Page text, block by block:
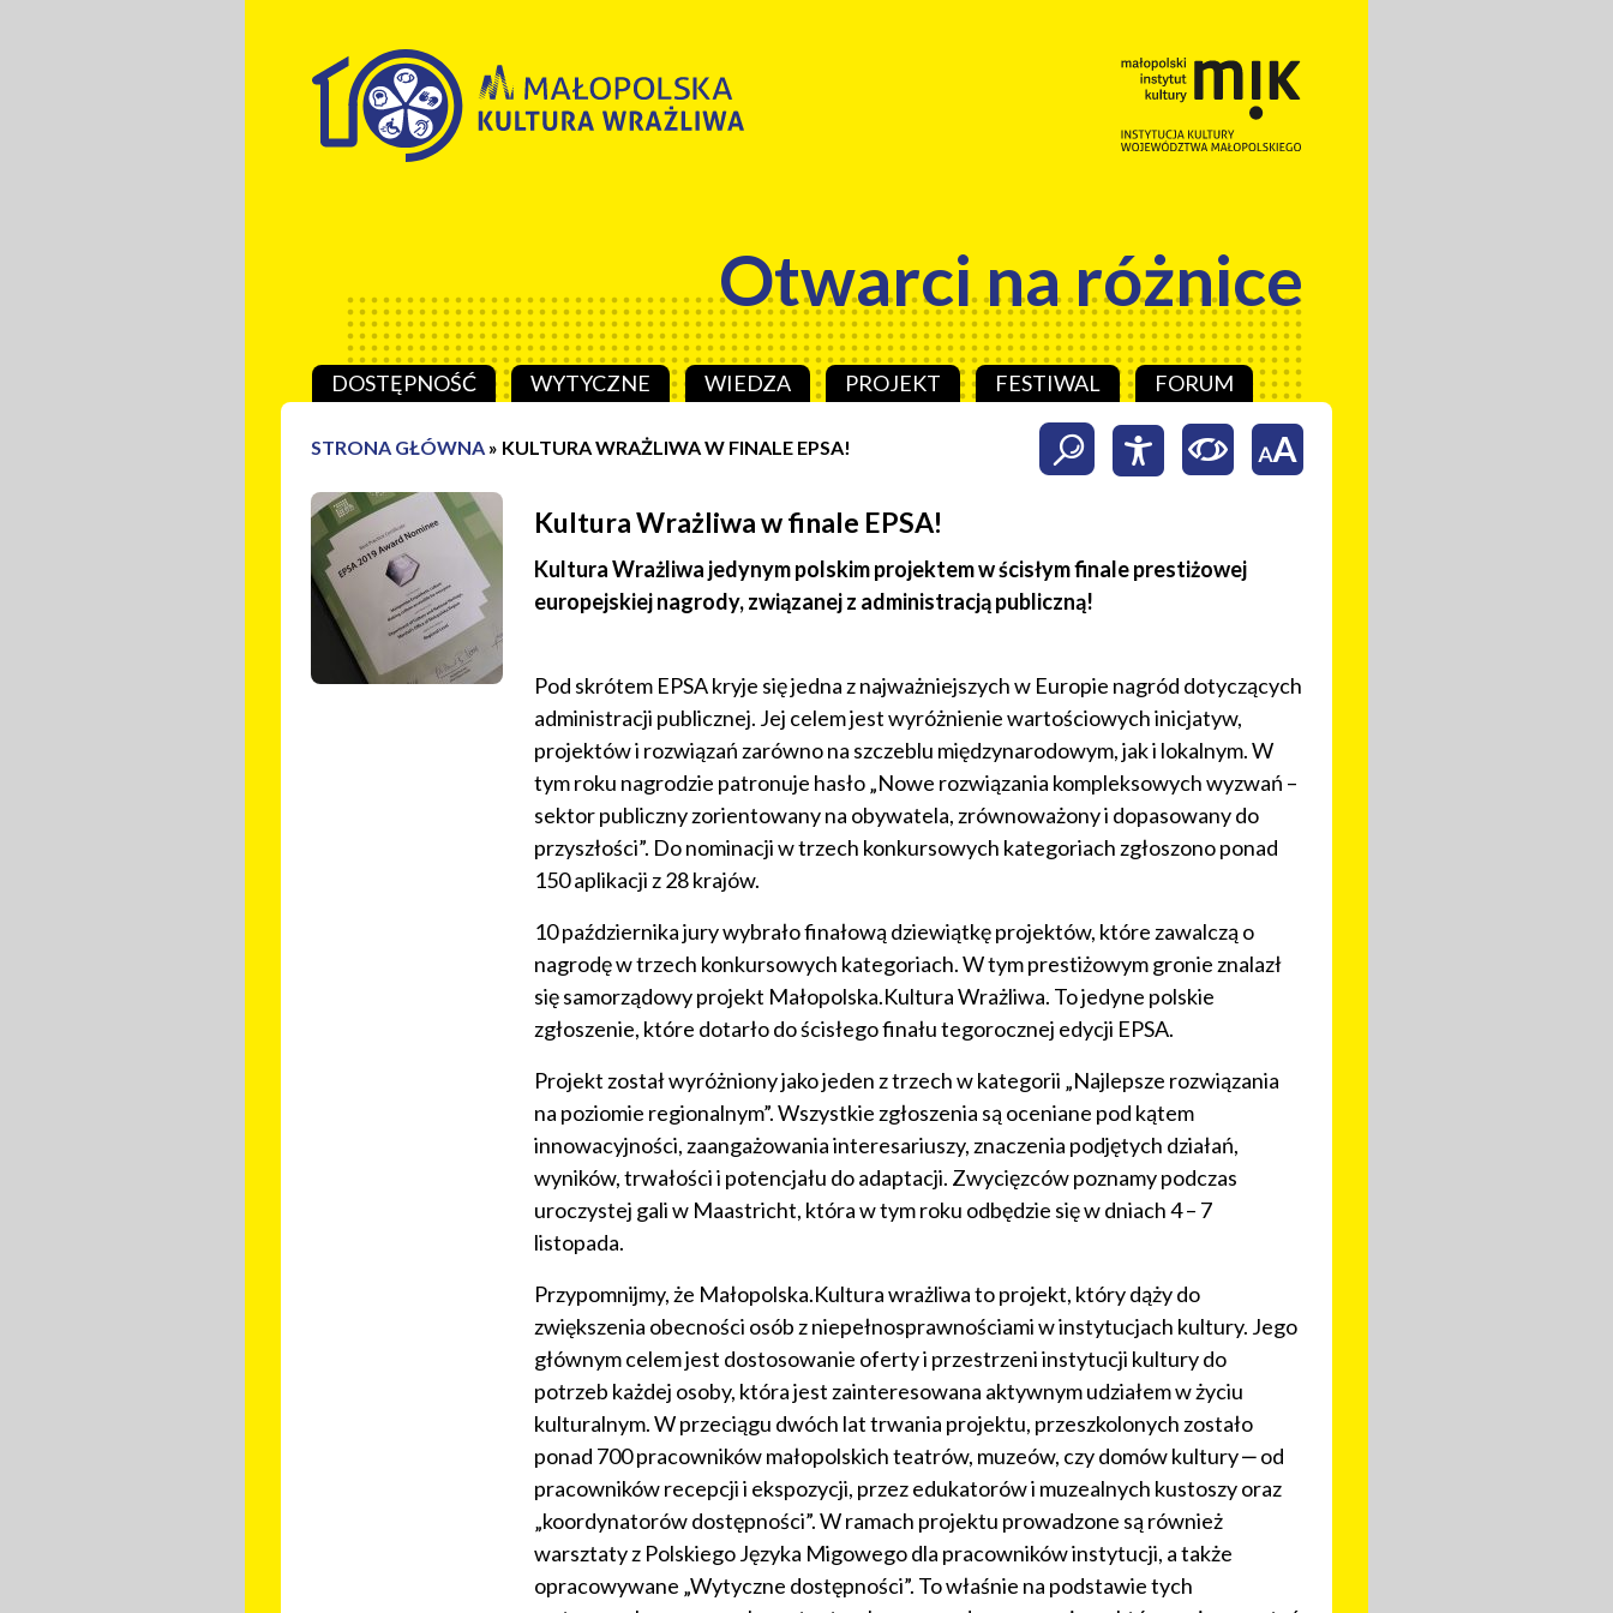
Otwarci na różnice
DOSTĘPNOŚĆ WYTYCZNE WIEDZA PROJEKT FESTIWAL FORUM
STRONA GŁÓWNA » KULTURA WRAŻLIWA W FINALE EPSA!
Kultura Wrażliwa w finale EPSA!
Kultura Wrażliwa jedynym polskim projektem w ścisłym finale prestiżowej
europejskiej nagrody, związanej z administracją publiczną!
Pod skrótem EPSA kryje się jedna z najważniejszych w Europie nagród dotyczących
administracji publicznej. Jej celem jest wyróżnienie wartościowych inicjatyw,
projektów i rozwiązań zarówno na szczeblu międzynarodowym, jak i lokalnym. W
tym roku nagrodzie patronuje hasło „Nowe rozwiązania kompleksowych wyzwań –
sektor publiczny zorientowany na obywatela, zrównoważony i dopasowany do
przyszłości”. Do nominacji w trzech konkursowych kategoriach zgłoszono ponad
150 aplikacji z 28 krajów.
10 października jury wybrało finałową dziewiątkę projektów, które zawalczą o
nagrodę w trzech konkursowych kategoriach. W tym prestiżowym gronie znalazł
się samorządowy projekt Małopolska.Kultura Wrażliwa. To jedyne polskie
zgłoszenie, które dotarło do ścisłego finału tegorocznej edycji EPSA.
Projekt został wyróżniony jako jeden z trzech w kategorii „Najlepsze rozwiązania
na poziomie regionalnym”. Wszystkie zgłoszenia są oceniane pod kątem
innowacyjności, zaangażowania interesariuszy, znaczenia podjętych działań,
wyników, trwałości i potencjału do adaptacji. Zwycięzców poznamy podczas
uroczystej gali w Maastricht, która w tym roku odbędzie się w dniach 4 – 7
listopada.
Przypomnijmy, że Małopolska.Kultura wrażliwa to projekt, który dąży do
zwiększenia obecności osób z niepełnosprawnościami w instytucjach kultury. Jego
głównym celem jest dostosowanie oferty i przestrzeni instytucji kultury do
potrzeb każdej osoby, która jest zainteresowana aktywnym udziałem w życiu
kulturalnym. W przeciągu dwóch lat trwania projektu, przeszkolonych zostało
ponad 700 pracowników małopolskich teatrów, muzeów, czy domów kultury ‒ od
pracowników recepcji i ekspozycji, przez edukatorów i muzealnych kustoszy oraz
„koordynatorów dostępności”. W ramach projektu prowadzone są również
warsztaty z Polskiego Języka Migowego dla pracowników instytucji, a także
opracowywane „Wytyczne dostępności”. To właśnie na podstawie tych